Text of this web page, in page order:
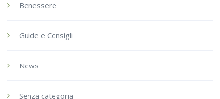
Benessere
Guide e Consigli
News
Senza categoria